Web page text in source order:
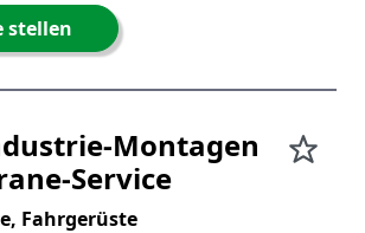
stellen
Montagen
Service
Fahrgerüste